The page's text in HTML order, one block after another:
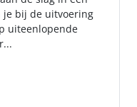
je bij de uitvoering
uiteenlopende